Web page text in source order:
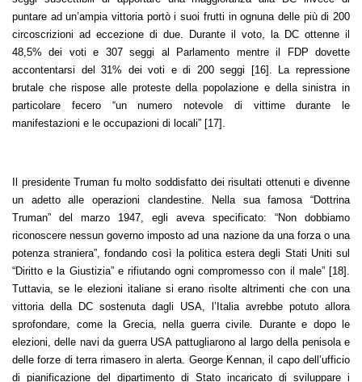
puntare ad un’ampia vittoria portò i suoi frutti in ognuna delle più di 200
circoscrizioni ad eccezione di due. Durante il voto, la DC ottenne il
48,5% dei voti e 307 seggi al Parlamento mentre il FDP dovette
accontentarsi del 31% dei voti e di 200 seggi [16]. La repressione
brutale che rispose alle proteste della popolazione e della sinistra in
particolare fecero “un numero notevole di vittime durante le
manifestazioni e le occupazioni di locali” [17].
Il presidente Truman fu molto soddisfatto dei risultati ottenuti e divenne
un adetto alle operazioni clandestine. Nella sua famosa “Dottrina
Truman” del marzo 1947, egli aveva specificato: “Non dobbiamo
riconoscere nessun governo imposto ad una nazione da una forza o una
potenza straniera”, fondando così la politica estera degli Stati Uniti sul
“Diritto e la Giustizia” e rifiutando ogni compromesso con il male” [18].
Tuttavia, se le elezioni italiane si erano risolte altrimenti che con una
vittoria della DC sostenuta dagli USA, l’Italia avrebbe potuto allora
sprofondare, come la Grecia, nella guerra civile. Durante e dopo le
elezioni, delle navi da guerra USA pattugliarono al largo della penisola e
delle forze di terra rimasero in alerta. George Kennan, il capo dell’ufficio
di pianificazione del dipartimento di Stato incaricato di sviluppare i